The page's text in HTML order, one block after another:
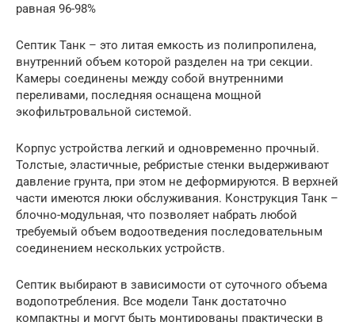
равная 96-98%
Септик Танк – это литая емкость из полипропилена,
внутренний объем которой разделен на три секции.
Камеры соединены между собой внутренними
переливами, последняя оснащена мощной
экофильтровальной системой.
Корпус устройства легкий и одновременно прочный.
Толстые, эластичные, ребристые стенки выдерживают
давление грунта, при этом не деформируются. В верхней
части имеются люки обслуживания. Конструкция Танк –
блочно-модульная, что позволяет набрать любой
требуемый объем водоотведения последовательным
соединением нескольких устройств.
Септик выбирают в зависимости от суточного объема
водопотребления. Все модели Танк достаточно
компактны и могут быть монтированы практически в